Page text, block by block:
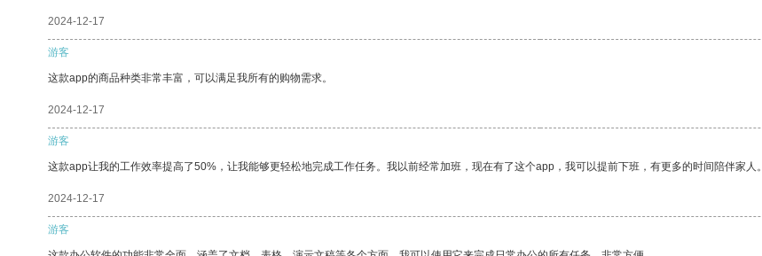
2024-12-17
游客
这款app的商品种类非常丰富，可以满足我所有的购物需求。
2024-12-17
游客
这款app让我的工作效率提高了50%，让我能够更轻松地完成工作任务。我以前经常加班，现在有了这个app，我可以提前下班，有更多的时间陪伴家人。
2024-12-17
游客